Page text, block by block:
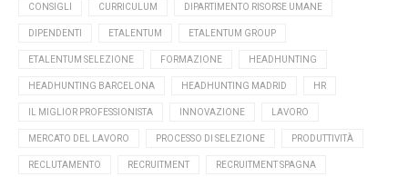
CONSIGLI CURRICULUM DIPARTIMENTO RISORSE UMANE
DIPENDENTI ETALENTUM ETALENTUM GROUP
ETALENTUM SELEZIONE FORMAZIONE HEADHUNTING
HEADHUNTING BARCELONA HEADHUNTING MADRID HR
IL MIGLIOR PROFESSIONISTA INNOVAZIONE LAVORO
MERCATO DEL LAVORO PROCESSO DI SELEZIONE PRODUTTIVITÀ
RECLUTAMENTO RECRUITMENT RECRUITMENT SPAGNA